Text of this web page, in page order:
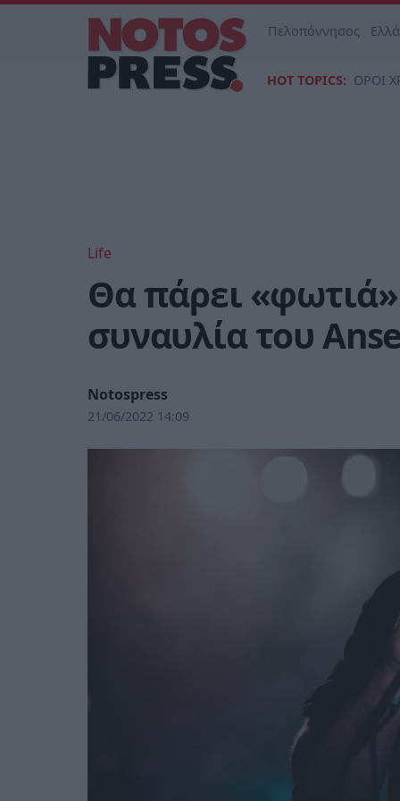
Πελοπόννησος
HOT TOPICS: ΟΡΟΙ
Life
Θα πάρει
συναυλία του
Notospress
21/06/2022 14:09